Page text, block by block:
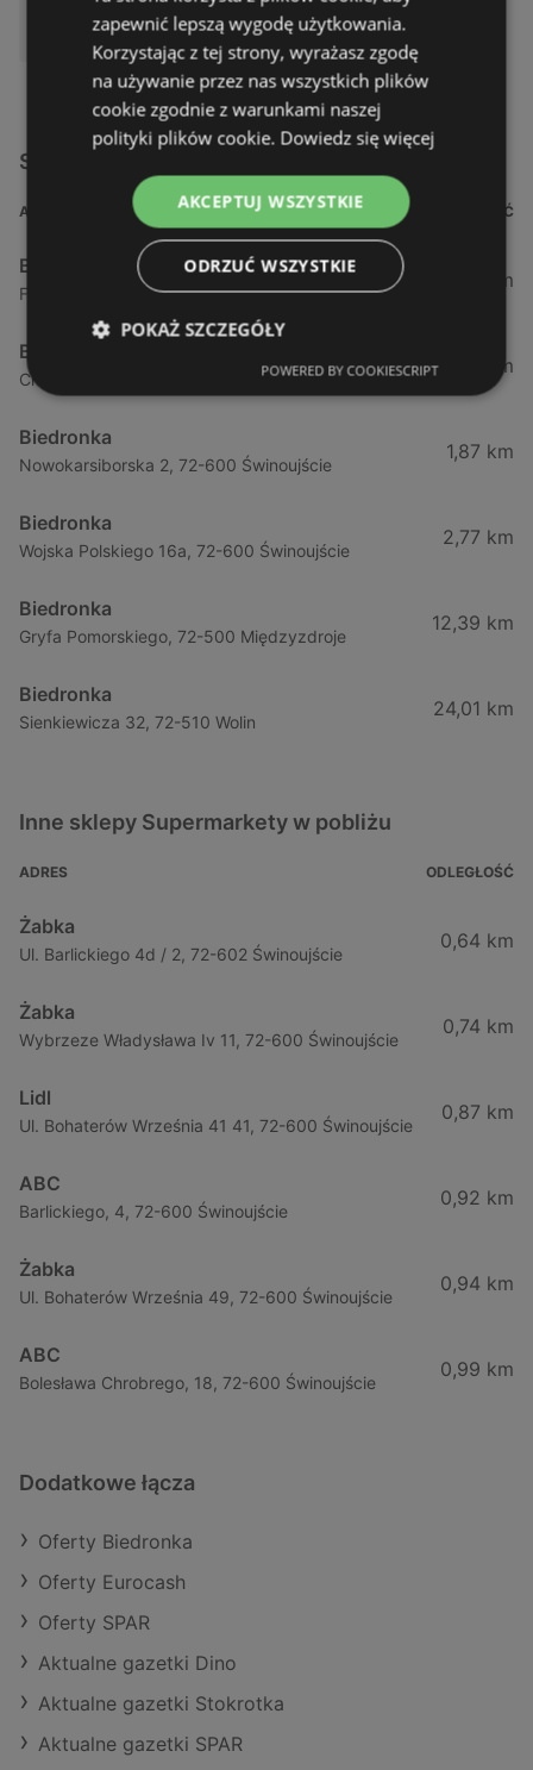
DOSTĘPNY W:
Biedronka
Sklepy Biedronka w pobliżu
ADRES ODLEGŁOŚĆ
Biedronka
Fińska 4, 72-602 Świnoujście
0,23 km
Biedronka
Chrobrego 9, 72-600 Świnoujście
0,84 km
Biedronka
Nowokarsiborska 2, 72-600 Świnoujście
1,87 km
Biedronka
Wojska Polskiego 16a, 72-600 Świnoujście
2,77 km
Biedronka
Gryfa Pomorskiego, 72-500 Międzyzdroje
12,39 km
Biedronka
Sienkiewicza 32, 72-510 Wolin
24,01 km
Inne sklepy Supermarkety w pobliżu
ADRES ODLEGŁOŚĆ
Żabka
Ul. Barlickiego 4d / 2, 72-602 Świnoujście
0,64 km
Żabka
Wybrzeze Władysława Iv 11, 72-600 Świnoujście
0,74 km
Lidl
Ul. Bohaterów Września 41 41, 72-600 Świnoujście
0,87 km
ABC
Barlickiego, 4, 72-600 Świnoujście
0,92 km
Żabka
Ul. Bohaterów Września 49, 72-600 Świnoujście
0,94 km
ABC
Bolesława Chrobrego, 18, 72-600 Świnoujście
0,99 km
Dodatkowe łącza
Oferty Biedronka
Oferty Eurocash
Oferty SPAR
Aktualne gazetki Dino
Aktualne gazetki Stokrotka
Aktualne gazetki SPAR
zapewnić lepszą wygodę użytkowania.
Korzystając z tej strony, wyrażasz zgodę
na używanie przez nas wszystkich plików
cookie zgodnie z warunkami naszej
polityki plików cookie. Dowiedz się więcej
AKCEPTUJ WSZYSTKIE
ODRZUĆ WSZYSTKIE
POKAŻ SZCZEGÓŁY
POWERED BY COOKIESCRIPT